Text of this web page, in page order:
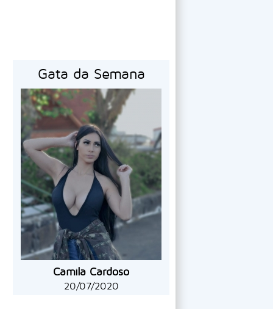
Gata da Semana
Camila Cardoso
20/07/2020